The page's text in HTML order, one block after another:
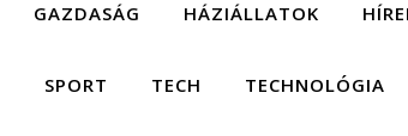
GAZDASÁG HÁZIÁLLATOK
SPORT TECH TECHNOLÓGIA